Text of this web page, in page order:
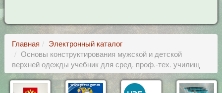
Главная
Электронный каталог
Основы конструктирования мужской и детской
верхней одежды учебник для сред. проф.-тех. училищ